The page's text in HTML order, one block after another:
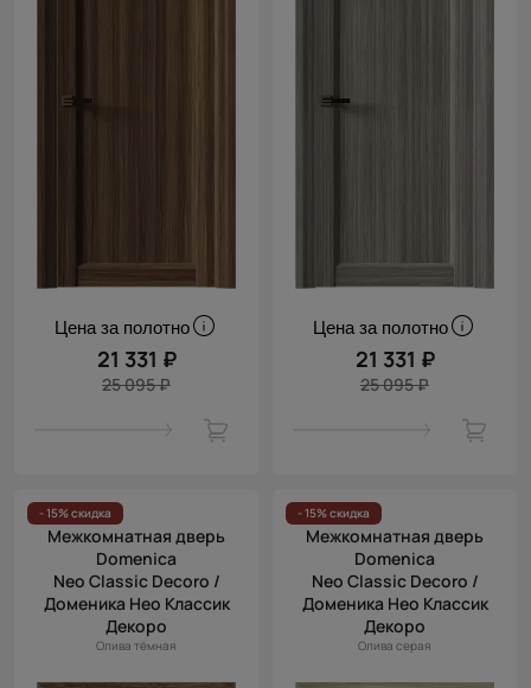
Цена за полотно
21 331 ₽
25 095 ₽
Цена за полотно
21 331 ₽
25 095 ₽
- 15% скидка
Межкомнатная дверь
Domenica
Neo Classic Decoro /
Доменика Нео Классик
Декоро
Олива тёмная
- 15% скидка
Межкомнатная дверь
Domenica
Neo Classic Decoro /
Доменика Нео Классик
Декоро
Олива серая